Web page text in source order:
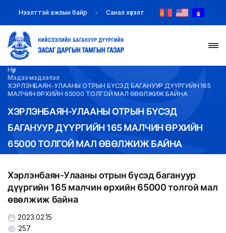
НҮҮР
МЭДЭЭ МЭДЭЭЛЭЛ
ЗАХИРАМЖ ШИЙДВЭР
ИЛ ТОД БАЙДАЛ
LEGAL.INFO
Нээлттэй ажлын байр Санал хүсэлт
Нүүр
Мэдээ мэдээлэл
ХЭРЛЭНБАЯН-УЛААНЫ ОТРЫН БҮСЭД БАГАНУУР ДҮҮРГИЙН 165
МАЛЧИН ӨРХИЙН 65000 ТОЛГОЙ МАЛ ӨВӨЛЖИЖ БАЙНА
ХЭРЛЭНБАЯН-УЛААНЫ ОТРЫН БҮСЭД
БАГАНУУР ДҮҮРГИЙН 165 МАЛЧИН ӨРХИЙН
65000 ТОЛГОЙ МАЛ ӨВӨЛЖИЖ БАЙНА
Хэрлэнбаян-Улааны отрын бүсэд багануур
дүүргийн 165 малчин өрхийн 65000 толгой мал
өвөлжиж байна
2023.02.15
257